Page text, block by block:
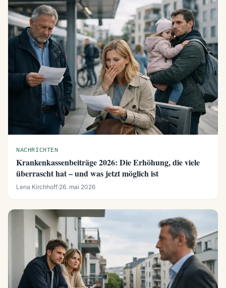
NACHRICHTEN
Krankenkassenbeiträge 2026: Die Erhöhung, die viele
überrascht hat – und was jetzt möglich ist
Lena Kirchhoff·26. mai 2026